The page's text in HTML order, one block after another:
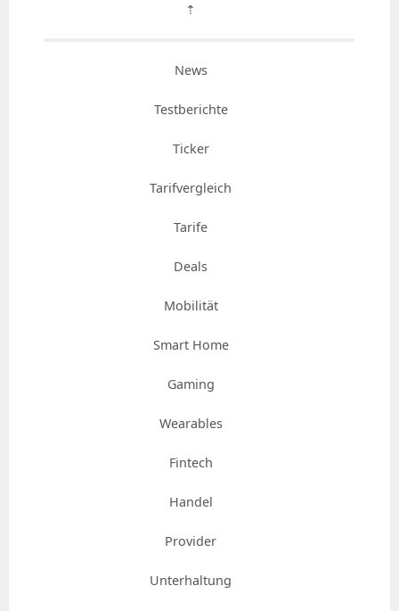
⇡
News
Testberichte
Ticker
Tarifvergleich
Tarife
Deals
Mobilität
Smart Home
Gaming
Wearables
Fintech
Handel
Provider
Unterhaltung